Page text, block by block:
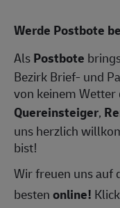
Werde Postbote
AlsPostbote
Bezirk Brief- und
von keinem Wetter
Quereinsteiger,
uns herzlich
bist!
Wir freuen uns auf
bestenonline!